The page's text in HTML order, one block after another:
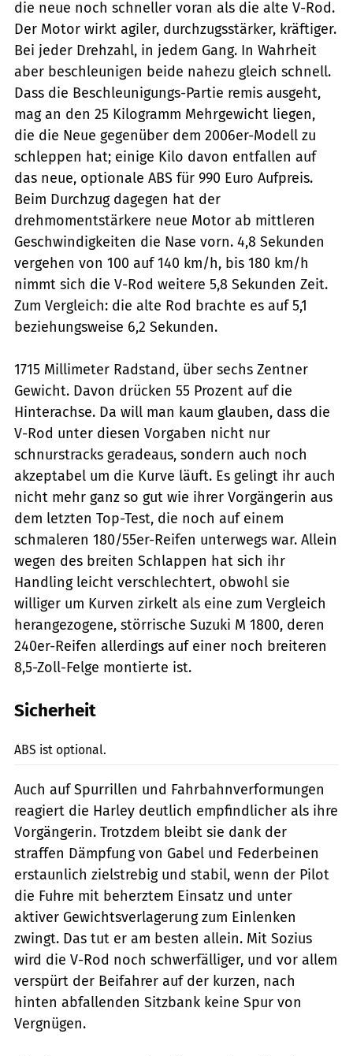
die neue noch schneller voran als die alte V-Rod.
Der Motor wirkt agiler, durchzugsstärker, kräftiger.
Bei jeder Drehzahl, in jedem Gang. In Wahrheit
aber beschleunigen beide nahezu gleich schnell.
Dass die Beschleunigungs-Partie remis ausgeht,
mag an den 25 Kilogramm Mehrgewicht liegen,
die die Neue gegenüber dem 2006er-Modell zu
schleppen hat; einige Kilo davon entfallen auf
das neue, optionale ABS für 990 Euro Aufpreis.
Beim Durchzug dagegen hat der
drehmomentstärkere neue Motor ab mittleren
Geschwindigkeiten die Nase vorn. 4,8 Sekunden
vergehen von 100 auf 140 km/h, bis 180 km/h
nimmt sich die V-Rod weitere 5,8 Sekunden Zeit.
Zum Vergleich: die alte Rod brachte es auf 5,1
beziehungsweise 6,2 Sekunden.
1715 Millimeter Radstand, über sechs Zentner
Gewicht. Davon drücken 55 Prozent auf die
Hinterachse. Da will man kaum glauben, dass die
V-Rod unter diesen Vorgaben nicht nur
schnurstracks geradeaus, sondern auch noch
akzeptabel um die Kurve läuft. Es gelingt ihr auch
nicht mehr ganz so gut wie ihrer Vorgängerin aus
dem letzten Top-Test, die noch auf einem
schmaleren 180/55er-Reifen unterwegs war. Allein
wegen des breiten Schlappen hat sich ihr
Handling leicht verschlechtert, obwohl sie
williger um Kurven zirkelt als eine zum Vergleich
he­rangezogene, störrische Suzuki M 1800, deren
240er-Reifen allerdings auf einer noch breiteren
8,5-Zoll-Felge montierte ist.
Sicherheit
ABS ist optional.
Auch auf Spurrillen und Fahrbahnverformungen
reagiert die Harley deutlich empfindlicher als ihre
Vorgängerin. Trotzdem bleibt sie dank der
straffen Dämpfung von Gabel und Federbeinen
erstaunlich zielstrebig und stabil, wenn der Pilot
die Fuhre mit beherz­tem Einsatz und unter
aktiver Gewichtsverlagerung zum Einlenken
zwingt. Das tut er am besten allein. Mit Sozius
wird die V-Rod noch schwerfälliger, und vor allem
verspürt der Beifahrer auf der kur­zen, nach
hinten abfallenden Sitzbank keine Spur von
Vergnügen.